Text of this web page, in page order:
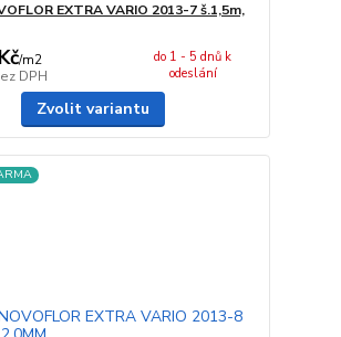
EXTRA VARIO 2013-7 š.1,5m,
/m2
DPH
do 1 - 5 dnů k
odeslání
Zvolit variantu